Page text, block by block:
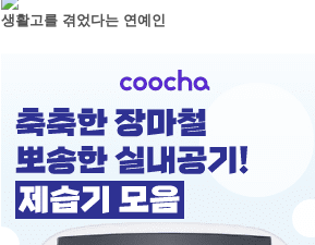
생활고를 겪었다는 연예인